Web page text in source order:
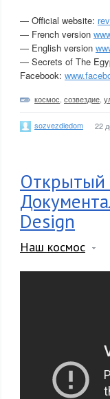
— Official website:
— French version
— English version
— Secrets of The
Facebook:
космос созвездие
sozvezdiedom 22
Открытый
Design
Наш космос